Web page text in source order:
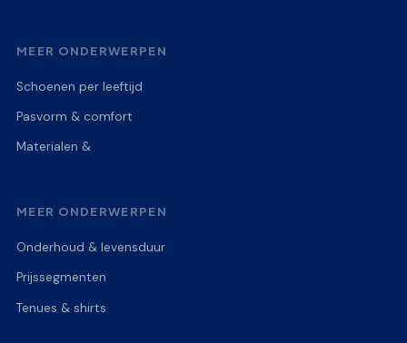
MEER ONDERWERPEN
Schoenen per leeftijd
Pasvorm & comfort
Materialen &
MEER ONDERWERPEN
Onderhoud & levensduur
Prijssegmenten
Tenues & shirts